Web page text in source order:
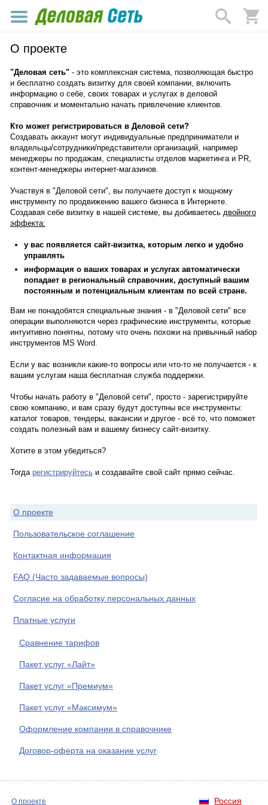
О проекте
"Деловая сеть" - это комплексная система, позволяющая быстро
и бесплатно создать визитку для своей компании, включить
информацию о себе, своих товарах и услугах в деловой
справочник и моментально начать привлечение клиентов.
Кто может регистрироваться в Деловой сети?
Создавать аккаунт могут индивидуальные предприниматели и
владельцы/сотрудники/представители организаций, например
менеджеры по продажам, специалисты отделов маркетинга и PR,
контент-менеджеры интернет-магазинов.
Участвуя в "Деловой сети", вы получаете доступ к мощному
инструменту по продвижению вашего бизнеса в Интернете.
Создавая себе визитку в нашей системе, вы добиваетесь двойного
эффекта:
у вас появляется сайт-визитка, которым легко и удобно
управлять
информация о ваших товарах и услугах автоматически
попадает в региональный справочник, доступный вашим
постоянным и потенциальным клиентам по всей стране.
Вам не понадобятся специальные знания - в "Деловой сети" все
операции выполняются через графические инструменты, которые
интуитивно понятны, потому что очень похожи на привычный набор
инструментов MS Word.
Если у вас возникли какие-то вопросы или что-то не получается - к
вашим услугам наша бесплатная служба поддержки.
Чтобы начать работу в "Деловой сети", просто - зарегистрируйте
свою компанию, и вам сразу будут доступны все инструменты:
каталог товаров, тендеры, вакансии и другое - всё то, что поможет
создать полезный вам и вашему бизнесу сайт-визитку.
Хотите в этом убедиться?
Тогда регистрируйтесь и создавайте свой сайт прямо сейчас.
О проекте
Пользовательское соглашение
Контактная информация
FAQ (Часто задаваемые вопросы)
Согласие на обработку персональных данных
Платные услуги
Сравнение тарифов
Пакет услуг «Лайт»
Пакет услуг «Премиум»
Пакет услуг «Максимум»
Оформление компании в справочнике
Договор-оферта на оказание услуг
Россия
О проекте